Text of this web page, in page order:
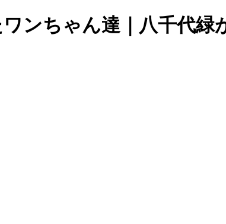
ンちゃん達｜八千代緑